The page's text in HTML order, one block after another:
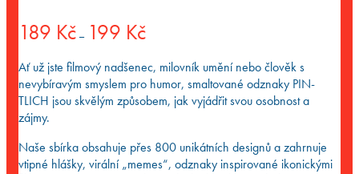
189 Kč – 199 Kčcen:
až
199 Kč
Ať už jste filmový nadšenec, milovník umění nebo člověk s
nevybíravým smyslem pro humor, smaltované odznaky PIN-
TLICH jsou skvělým způsobem, jak vyjádřit svou osobnost a
zájmy.
Naše sbírka obsahuje přes 800 unikátních designů a zahrnuje
vtipné hlášky, virální „memes“, odznaky inspirované ikonickými